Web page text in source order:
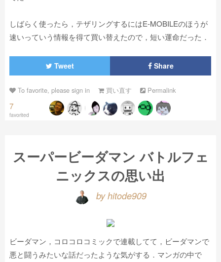
しばらく使ったら，テザリングするにはE-MOBILEのほうが
速いっていう情報を得て買い替えたので，短い運命だった．
Tweet Share
To favorite, please sign in 買い直す Permalink
7
favorited
スーパービーダマン バトルフェ
ニックスの思い出
by hitode909
ビーダマン，コロコロコミックで連載してて，ビーダマンで
悪と闘うみたいな話だったような気がする．マンガの中で